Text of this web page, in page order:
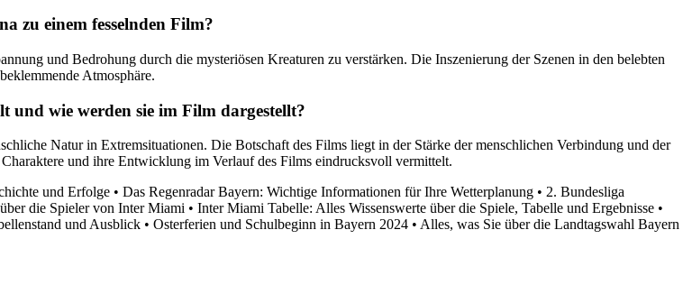
zu einem fesselnden Film?
und Bedrohung durch die mysteriösen Kreaturen zu verstärken. Die Inszenierung der Szenen in den belebten
Atmosphäre.
und wie werden sie im Film dargestellt?
Natur in Extremsituationen. Die Botschaft des Films liegt in der Stärke der menschlichen Verbindung und der
und ihre Entwicklung im Verlauf des Films eindrucksvoll vermittelt.
und Erfolge • Das Regenradar Bayern: Wichtige Informationen für Ihre Wetterplanung • 2. Bundesliga
die Spieler von Inter Miami • Inter Miami Tabelle: Alles Wissenswerte über die Spiele, Tabelle und Ergebnisse •
und Ausblick • Osterferien und Schulbeginn in Bayern 2024 • Alles, was Sie über die Landtagswahl Bayern